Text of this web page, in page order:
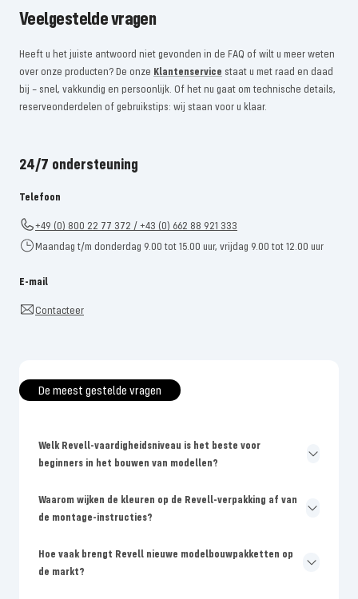
Veelgestelde vragen
Heeft u het juiste antwoord niet gevonden in de FAQ of wilt u meer weten
over onze producten? De onze Klantenservice staat u met raad en daad
bij – snel, vakkundig en persoonlijk. Of het nu gaat om technische details,
reserveonderdelen of gebruikstips: wij staan ​​voor u klaar.
24/7 ondersteuning
Telefoon
+49 (0) 800 22 77 372 / +43 (0) 662 88 921 333
Maandag t/m donderdag 9.00 tot 15.00 uur, vrijdag 9.00 tot 12.00 uur
E-mail
Contacteer
De meest gestelde vragen
Welk Revell-vaardigheidsniveau is het beste voor
beginners in het bouwen van modellen?
Waarom wijken de kleuren op de Revell-verpakking af van
de montage-instructies?
Hoe vaak brengt Revell nieuwe modelbouwpakketten op
de markt?